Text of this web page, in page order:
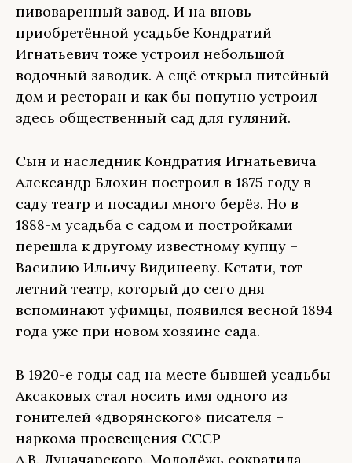
пивоваренный завод. И на вновь
приобретённой усадьбе Кондратий
Игнатьевич тоже устроил небольшой
водочный заводик. А ещё открыл питейный
дом и ресторан и как бы попутно устроил
здесь общественный сад для гуляний.
Сын и наследник Кондратия Игнатьевича
Александр Блохин построил в 1875 году в
саду театр и посадил много берёз. Но в
1888-м усадьба с садом и постройками
перешла к другому известному купцу –
Василию Ильичу Видинееву. Кстати, тот
летний театр, который до сего дня
вспоминают уфимцы, появился весной 1894
года уже при новом хозяине сада.
В 1920-е годы сад на месте бывшей усадьбы
Аксаковых стал носить имя одного из
гонителей «дворянского» писателя –
наркома просвещения СССР